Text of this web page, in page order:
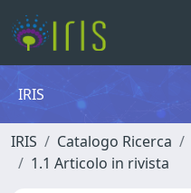
IRIS
IRIS Catalogo Ricerca
1.1 Articolo in rivista